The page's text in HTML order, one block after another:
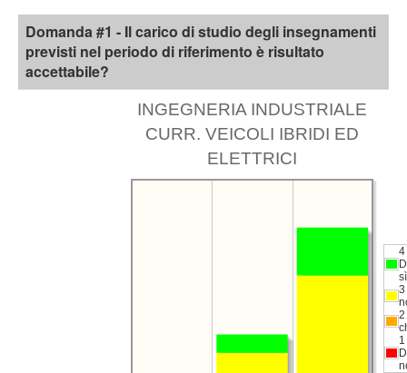
Domanda #1 - Il carico di studio degli insegnamenti
previsti nel periodo di riferimento è risultato
accettabile?
INGEGNERIA INDUSTRIALE
CURR. VEICOLI IBRIDI ED
ELETTRICI
4
sì
3
2